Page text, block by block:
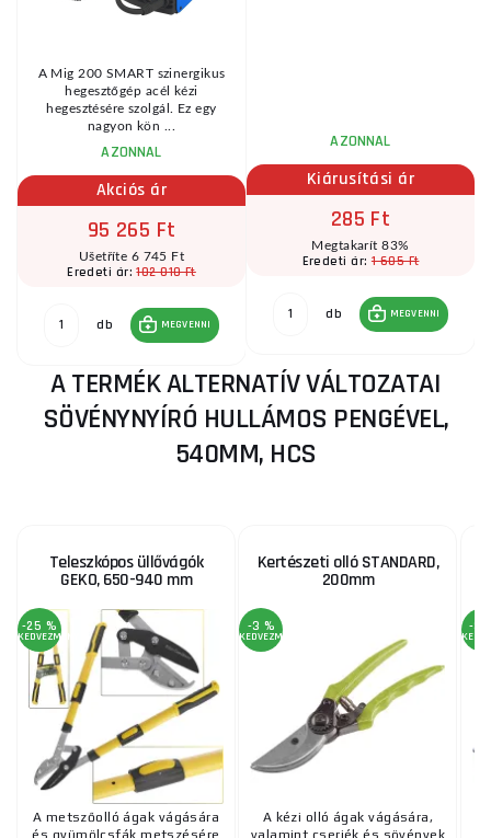
A Mig 200 SMART szinergikus
hegesztőgép acél kézi
hegesztésére szolgál. Ez egy
nagyon kön ...
AZONNAL
Akciós ár
95 265 Ft
Ušetříte 6 745 Ft
Eredeti ár:102 010 Ft
db MEGVENNI
AZONNAL
Kiárusítási ár
285 Ft
Megtakarít 83%
Eredeti ár:1 605 Ft
db MEGVENNI
A TERMÉK ALTERNATÍV VÁLTOZATAI
SÖVÉNYNYÍRÓ HULLÁMOS PENGÉVEL,
540MM, HCS
Teleszkópos üllővágók
GEKO, 650-940 mm
-25 %
KEDVEZMÉNY
A metszőolló ágak vágására
Kertészeti olló STANDARD,
200mm
-3 %
KEDVEZMÉNY
A kézi olló ágak vágására,
-3